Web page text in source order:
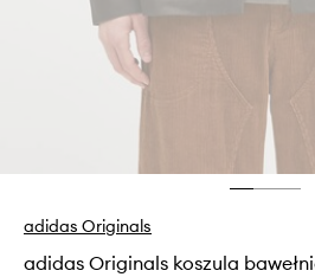
adidas Originals
adidas Originals koszula